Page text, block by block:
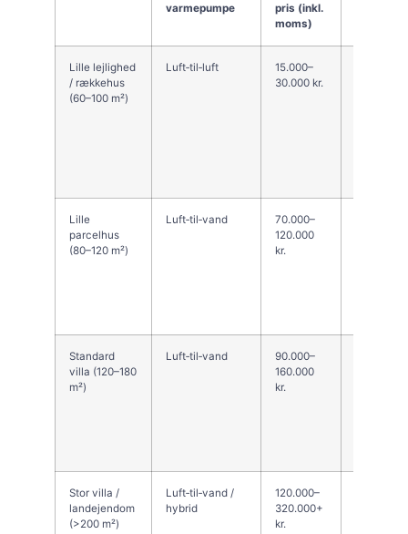
varmepumpe
pris (inkl.
moms)
Lille lejlighed
/ rækkehus
(60–100 m²)
Luft‑til‑luft
15.000–
30.000 kr.
Lille
parcelhus
(80–120 m²)
Luft‑til‑vand
70.000–
120.000
kr.
Standard
villa (120–180
m²)
Luft‑til‑vand
90.000–
160.000
kr.
Stor villa /
landejendom
(>200 m²)
Luft‑til‑vand /
hybrid
120.000–
320.000+
kr.